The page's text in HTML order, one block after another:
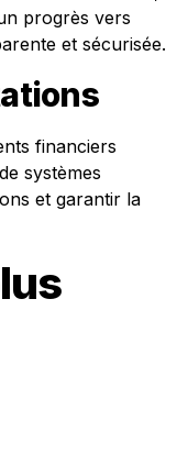
progrès vers
et sécurisée.
financiers
systèmes
et garantir la